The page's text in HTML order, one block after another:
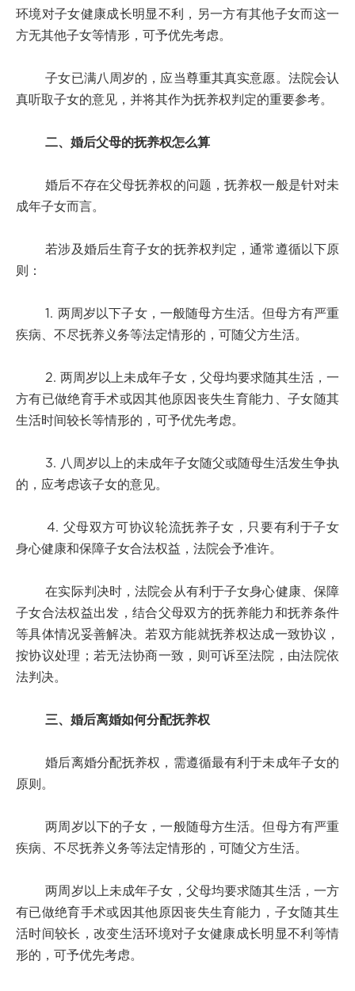
环境对子女健康成长明显不利，另一方有其他子女而这一
方无其他子女等情形，可予优先考虑。
子女已满八周岁的，应当尊重其真实意愿。法院会认
真听取子女的意见，并将其作为抚养权判定的重要参考。
二、婚后父母的抚养权怎么算
婚后不存在父母抚养权的问题，抚养权一般是针对未
成年子女而言。
若涉及婚后生育子女的抚养权判定，通常遵循以下原
则：
1. 两周岁以下子女，一般随母方生活。但母方有严重
疾病、不尽抚养义务等法定情形的，可随父方生活。
2. 两周岁以上未成年子女，父母均要求随其生活，一
方有已做绝育手术或因其他原因丧失生育能力、子女随其
生活时间较长等情形的，可予优先考虑。
3. 八周岁以上的未成年子女随父或随母生活发生争执
的，应考虑该子女的意见。
4. 父母双方可协议轮流抚养子女，只要有利于子女
身心健康和保障子女合法权益，法院会予准许。
在实际判决时，法院会从有利于子女身心健康、保障
子女合法权益出发，结合父母双方的抚养能力和抚养条件
等具体情况妥善解决。若双方能就抚养权达成一致协议，
按协议处理；若无法协商一致，则可诉至法院，由法院依
法判决。
三、婚后离婚如何分配抚养权
婚后离婚分配抚养权，需遵循最有利于未成年子女的
原则。
两周岁以下的子女，一般随母方生活。但母方有严重
疾病、不尽抚养义务等法定情形的，可随父方生活。
两周岁以上未成年子女，父母均要求随其生活，一方
有已做绝育手术或因其他原因丧失生育能力，子女随其生
活时间较长，改变生活环境对子女健康成长明显不利等情
形的，可予优先考虑。